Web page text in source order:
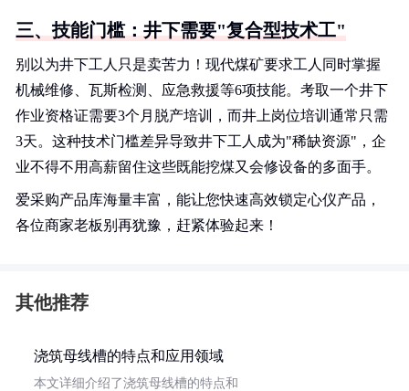
三、技能门槛：井下需要"复合型技术工"
别以为井下工人只是卖苦力！现代煤矿要求工人同时掌握
机械维修、瓦斯检测、应急救援等6项技能。考取一个井下
作业资格证需要3个月脱产培训，而井上岗位培训通常只需
3天。这种技术门槛差异导致井下工人成为"稀缺资源"，企
业不得不用高薪留住这些既能挖煤又会修设备的多面手。
爱采购产品库海量丰富，能让您快速高效锁定心仪产品，
各位商家老板别再犹豫，赶紧体验起来！
其他推荐
浇筑母线槽的特点和应用领域
本文详细介绍了浇筑母线槽的特点和